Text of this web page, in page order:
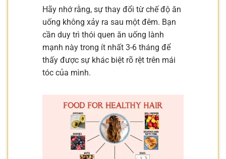
Hãy nhớ rằng, sự thay đổi từ chế độ ăn
uống không xảy ra sau một đêm. Bạn
cần duy trì thói quen ăn uống lành
mạnh này trong ít nhất 3-6 tháng để
thấy được sự khác biệt rõ rệt trên mái
tóc của mình.